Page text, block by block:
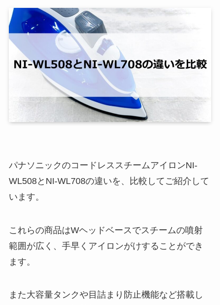
パナソニックのコードレススチームアイロンNI-
WL508とNI-WL708の違いを、比較してご紹介して
います。
これらの商品はWヘッドベースでスチームの噴射
範囲が広く、手早くアイロンがけすることができ
ます。
また大容量タンクや目詰まり防止機能など搭載し